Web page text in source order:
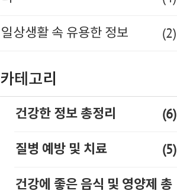
일상생활 속 유용한 정보 (2)
카테고리
건강한 정보 총정리 (6)
질병 예방 및 치료 (5)
건강에 좋은 음식 및 영양제 총